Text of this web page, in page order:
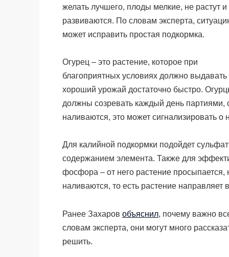
желать лучшего, плоды мелкие, не растут и
развиваются. По словам эксперта,
может исправить простая подкормка.
Огурец – это растение, которое при
благоприятных условиях должно выдавать
хороший урожай достаточно быстро.
должны созревать каждый день партиями,
наливаются, это может сигнализировать о
Для калийной подкормки подойдет
содержанием элемента. Также для
фосфора – от него растение просыпается,
наливаются, то есть растение направляет
Ранее Захаров объяснил, почему важно
словам эксперта, они могут много
решить.